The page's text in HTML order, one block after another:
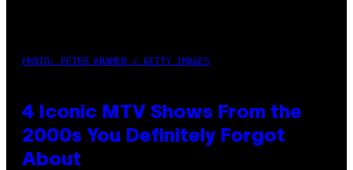
PHOTO: PETER KRAMER / GETTY IMAGES
4 Iconic MTV Shows From the
2000s You Definitely Forgot
About